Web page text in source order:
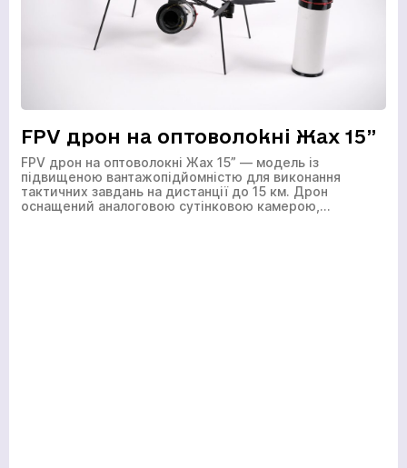
FPV дрон на оптоволокні Жах 15”
FPV дрон на оптоволокні Жах 15” — модель із
підвищеною вантажопідйомністю для виконання
тактичних завдань на дистанції до 15 км. Дрон
оснащений аналоговою сутінковою камерою,…